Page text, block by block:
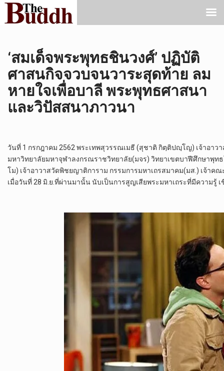
‘สมเด็จพระพุทธชินวงศ์’ ปฏิบัติ
ศาสนกิจจวบจนวาระสุดท้าย ลม
หายใจเพื่อบาลี พระพุทธศาสนา
และวิปัสสนาภาวนา
วันที่ 1 กรกฎาคม 2562 พระเทพสุวรรณเมธี (สุชาติ กิตฺติปญฺโญ) เจ้าอา
มหาวิทยาลัยมหาจุฬาลงกรณราชวิทยาลัย(มจร) วิทยาเขตบาฬีศึกษาพุ
โม) เจ้าอาวาสวัดพิชยญาติการาม กรรมการมหาเถรสมาคม(มส.) เจ้า
เมื่อวันที่ 28 มิ.ย.ที่ผ่านมานั้น นับเป็นการสูญเสียพระมหาเถระที่มีความ